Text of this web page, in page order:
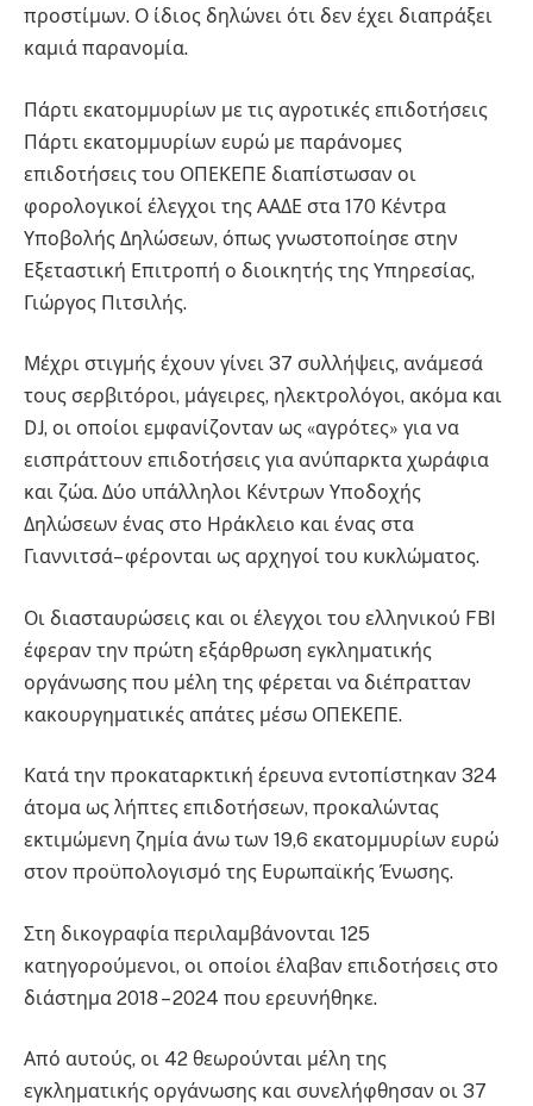
προστίμων. Ο ίδιος δηλώνει ότι δεν έχει διαπράξει
καμιά παρανομία.
Πάρτι εκατομμυρίων με τις αγροτικές επιδοτήσεις
Πάρτι εκατομμυρίων ευρώ με παράνομες
επιδοτήσεις του ΟΠΕΚΕΠΕ διαπίστωσαν οι
φορολογικοί έλεγχοι της ΑΑΔΕ στα 170 Κέντρα
Υποβολής Δηλώσεων, όπως γνωστοποίησε στην
Εξεταστική Επιτροπή ο διοικητής της Υπηρεσίας,
Γιώργος Πιτσιλής.
Μέχρι στιγμής έχουν γίνει 37 συλλήψεις, ανάμεσά
τους σερβιτόροι, μάγειρες, ηλεκτρολόγοι, ακόμα και
DJ, οι οποίοι εμφανίζονταν ως «αγρότες» για να
εισπράττουν επιδοτήσεις για ανύπαρκτα χωράφια
και ζώα. Δύο υπάλληλοι Κέντρων Υποδοχής
Δηλώσεων ένας στο Ηράκλειο και ένας στα
Γιαννιτσά– φέρονται ως αρχηγοί του κυκλώματος.
Οι διασταυρώσεις και οι έλεγχοι του ελληνικού FBI
έφεραν την πρώτη εξάρθρωση εγκληματικής
οργάνωσης που μέλη της φέρεται να διέπρατταν
κακουργηματικές απάτες μέσω ΟΠΕΚΕΠΕ.
Κατά την προκαταρκτική έρευνα εντοπίστηκαν 324
άτομα ως λήπτες επιδοτήσεων, προκαλώντας
εκτιμώμενη ζημία άνω των 19,6 εκατομμυρίων ευρώ
στον προϋπολογισμό της Ευρωπαϊκής Ένωσης.
Στη δικογραφία περιλαμβάνονται 125
κατηγορούμενοι, οι οποίοι έλαβαν επιδοτήσεις στο
διάστημα 2018 – 2024 που ερευνήθηκε.
Από αυτούς, οι 42 θεωρούνται μέλη της
εγκληματικής οργάνωσης και συνελήφθησαν οι 37